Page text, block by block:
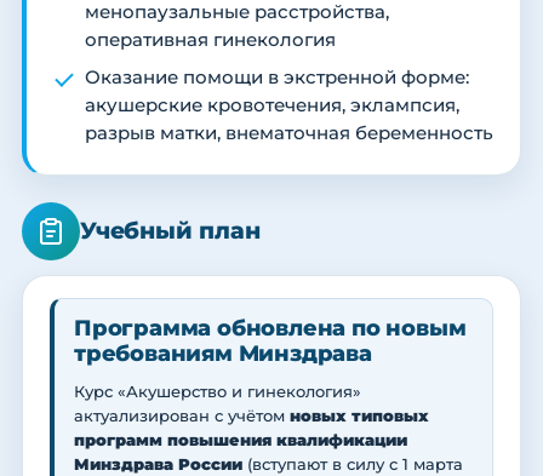
менопаузальные расстройства,
оперативная гинекология
Оказание помощи в экстренной форме:
акушерские кровотечения, эклампсия,
разрыв матки, внематочная беременность
Учебный план
Программа обновлена по новым
требованиям Минздрава
Курс «Акушерство и гинекология»
актуализирован с учётом новых типовых
программ повышения квалификации
Минздрава России (вступают в силу с 1 марта